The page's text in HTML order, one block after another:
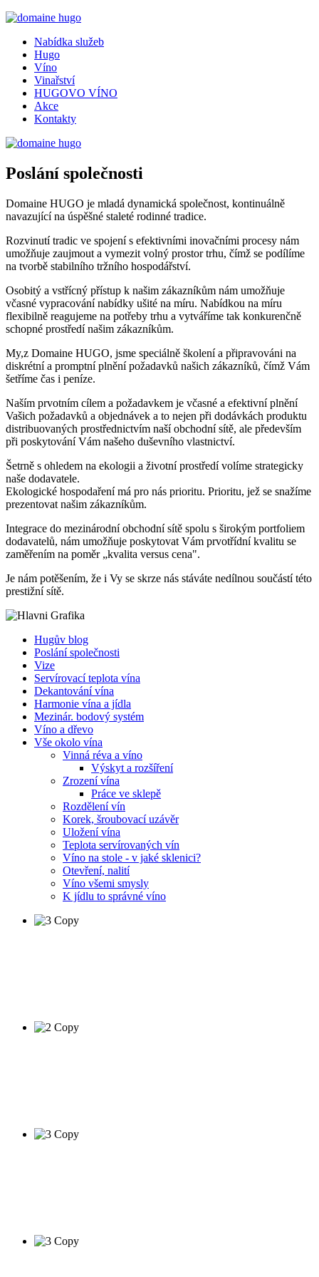
Nabídka služeb
Hugo
Víno
Vinařství
HUGOVO VÍNO
Akce
Kontakty
Poslání společnosti
Domaine HUGO je mladá dynamická společnost, kontinuálně
navazující na úspěšné staleté rodinné tradice.
Rozvinutí tradic ve spojení s efektivními inovačními procesy nám
umožňuje zaujmout a vymezit volný prostor trhu, čímž se podílíme
na tvorbě stabilního tržního hospodářství.
Osobitý a vstřícný přístup k našim zákazníkům nám umožňuje
včasné vypracování nabídky ušité na míru. Nabídkou na míru
flexibilně reagujeme na potřeby trhu a vytváříme tak konkurenčně
schopné prostředí našim zákazníkům.
My,z Domaine HUGO, jsme speciálně školení a připravováni na
diskrétní a promptní plnění požadavků našich zákazníků, čímž Vám
šetříme čas i peníze.
Naším prvotním cílem a požadavkem je včasné a efektivní plnění
Vašich požadavků a objednávek a to nejen při dodávkách produktu
distribuovaných prostřednictvím naší obchodní sítě, ale především
při poskytování Vám našeho duševního vlastnictví.
Šetrně s ohledem na ekologii a životní prostředí volíme strategicky
naše dodavatele.
Ekologické hospodaření má pro nás prioritu. Prioritu, jež se snažíme
prezentovat našim zákazníkům.
Integrace do mezinárodní obchodní sítě spolu s širokým portfoliem
dodavatelů, nám umožňuje poskytovat Vám prvotřídní kvalitu se
zaměřením na poměr „kvalita versus cena".
Je nám potěšením, že i Vy se skrze nás stáváte nedílnou součástí této
prestižní sítě.
Hugův blog
Poslání společnosti
Vize
Servírovací teplota vína
Dekantování vína
Harmonie vína a jídla
Mezinár. bodový systém
Víno a dřevo
Vše okolo vína
Vinná réva a víno
Výskyt a rozšíření
Zrození vína
Práce ve sklepě
Rozdělení vín
Korek, šroubovací uzávěr
Uložení vína
Teplota servírovaných vín
Víno na stole - v jaké sklenici?
Otevření, nalití
Víno všemi smysly
K jídlu to správné víno